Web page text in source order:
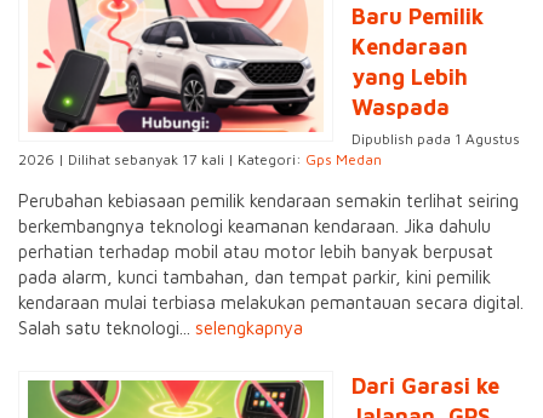
Baru Pemilik
Kendaraan
yang Lebih
Waspada
Dipublish pada 1 Agustus
2026 | Dilihat sebanyak 17 kali | Kategori: Gps Medan
Perubahan kebiasaan pemilik kendaraan semakin terlihat seiring
berkembangnya teknologi keamanan kendaraan. Jika dahulu
perhatian terhadap mobil atau motor lebih banyak berpusat
pada alarm, kunci tambahan, dan tempat parkir, kini pemilik
kendaraan mulai terbiasa melakukan pemantauan secara digital.
Salah satu teknologi... selengkapnya
Dari Garasi ke